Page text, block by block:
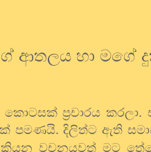
ආතලය හා මගේ
ප්‍රචාරය කරලා.
පමණයි. දිලිත්ට ඇති
වචනයවත් මට